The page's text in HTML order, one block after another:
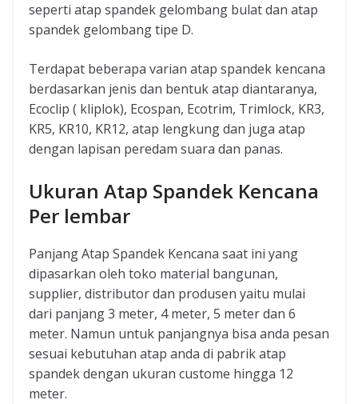
seperti atap spandek gelombang bulat dan atap
spandek gelombang tipe D.
Terdapat beberapa varian atap spandek kencana
berdasarkan jenis dan bentuk atap diantaranya,
Ecoclip ( kliplok), Ecospan, Ecotrim, Trimlock, KR3,
KR5, KR10, KR12, atap lengkung dan juga atap
dengan lapisan peredam suara dan panas.
Ukuran Atap Spandek Kencana
Per lembar
Panjang Atap Spandek Kencana saat ini yang
dipasarkan oleh toko material bangunan,
supplier, distributor dan produsen yaitu mulai
dari panjang 3 meter, 4 meter, 5 meter dan 6
meter. Namun untuk panjangnya bisa anda pesan
sesuai kebutuhan atap anda di pabrik atap
spandek dengan ukuran custome hingga 12
meter.